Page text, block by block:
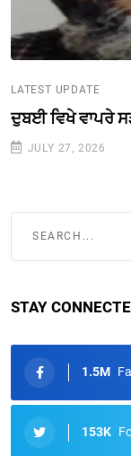
LATEST UPDATE
ਦੁਬਈ ਵਿਖੇ ਵਾਪਰੇ
JULY 27, 2026
STAY
1.5M
153K